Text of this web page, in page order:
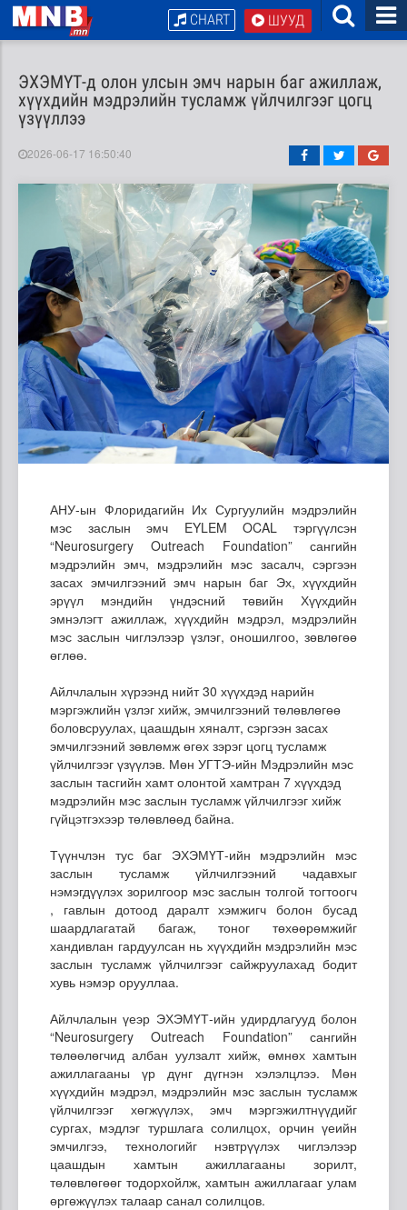
ШУУД
CHART
ЭХЭМҮТ-д олон улсын эмч нарын баг ажиллаж,
хүүхдийн мэдрэлийн тусламж үйлчилгээг цогц
үзүүллээ
2026-06-17 16:50:40
АНУ-ын Флоридагийн Их Сургуулийн мэдрэлийн
мэс заслын эмч EYLEM OCAL тэргүүлсэн
“Neurosurgery Outreach Foundation” сангийн
мэдрэлийн эмч, мэдрэлийн мэс засалч, сэргээн
засах эмчилгээний эмч нарын баг Эх, хүүхдийн
эрүүл мэндийн үндэсний төвийн Хүүхдийн
эмнэлэгт ажиллаж, хүүхдийн мэдрэл, мэдрэлийн
мэс заслын чиглэлээр үзлэг, оношилгоо, зөвлөгөө
өглөө.
Айлчлалын хүрээнд нийт 30 хүүхдэд нарийн
мэргэжлийн үзлэг хийж, эмчилгээний төлөвлөгөө
боловсруулах, цаашдын хяналт, сэргээн засах
эмчилгээний зөвлөмж өгөх зэрэг цогц тусламж
үйлчилгээг үзүүлэв. Мөн УГТЭ-ийн Мэдрэлийн мэс
заслын тасгийн хамт олонтой хамтран 7 хүүхдэд
мэдрэлийн мэс заслын тусламж үйлчилгээг хийж
гүйцэтгэхээр төлөвлөөд байна.
Түүнчлэн тус баг ЭХЭМҮТ-ийн мэдрэлийн мэс
заслын тусламж үйлчилгээний чадавхыг
нэмэгдүүлэх зорилгоор мэс заслын толгой тогтоогч
, гавлын дотоод даралт хэмжигч болон бусад
шаардлагатай багаж, тоног төхөөрөмжийг
хандивлан гардуулсан нь хүүхдийн мэдрэлийн мэс
заслын тусламж үйлчилгээг сайжруулахад бодит
хувь нэмэр орууллаа.
Айлчлалын үеэр ЭХЭМҮТ-ийн удирдлагууд болон
“Neurosurgery Outreach Foundation” сангийн
төлөөлөгчид албан уулзалт хийж, өмнөх хамтын
ажиллагааны үр дүнг дүгнэн хэлэлцлээ. Мөн
хүүхдийн мэдрэл, мэдрэлийн мэс заслын тусламж
үйлчилгээг хөгжүүлэх, эмч мэргэжилтнүүдийг
сургах, мэдлэг туршлага солилцох, орчин үеийн
эмчилгээ, технологийг нэвтрүүлэх чиглэлээр
цаашдын хамтын ажиллагааны зорилт,
төлөвлөгөөг тодорхойлж, хамтын ажиллагааг улам
өргөжүүлэх талаар санал солилцов.